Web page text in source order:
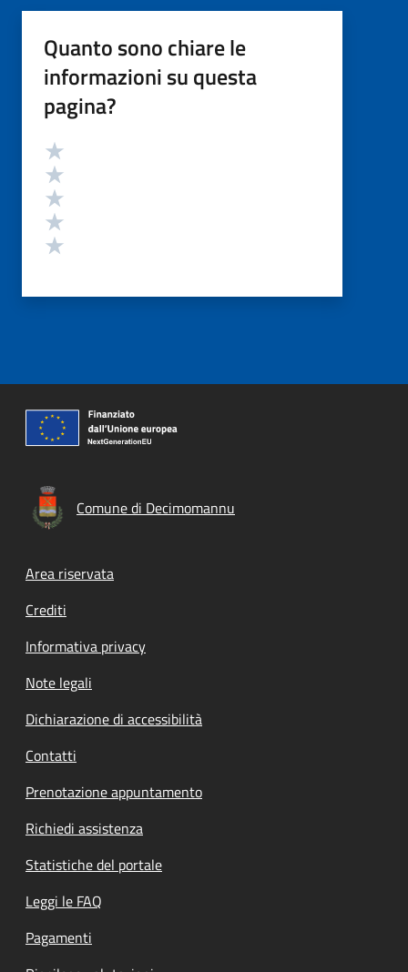
Quanto sono chiare le
informazioni su questa
pagina?
Valutazione
Comune di Decimomannu
Footer menu
Area riservata
Crediti
Informativa privacy
Note legali
Dichiarazione di accessibilità
Contatti
Prenotazione appuntamento
Richiedi assistenza
Statistiche del portale
Leggi le FAQ
Pagamenti